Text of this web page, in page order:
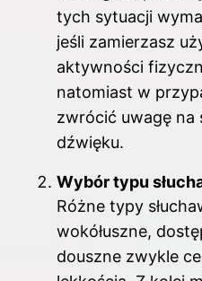
tych sytuacji
jeśli zamierzasz
aktywności
natomiast w
zwrócić uwagę na
dźwięku.
Wybór typu
Różne typy
wokółuszne,
douszne zwykle